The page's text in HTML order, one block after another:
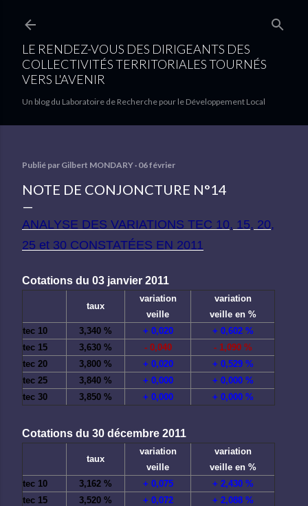
LE RENDEZ-VOUS DES DIRIGEANTS DES
COLLECTIVITÉS TERRITORIALES TOURNÉS
VERS L'AVENIR
Un blog du Laboratoire de Recherche pour le Développement Local
Publié par Gilbert MONDARY 06 février
NOTE DE CONJONCTURE N°14
ANALYSE DES VARIATIONS TEC 10, 15, 20,
25 et 30 CONSTATÉES EN 2011
Cotations du 03 janvier 2011
taux
variation
veille
variation
veille en %
tec 10
3,340 % + 0,020
+ 0,602 %
tec 15
3,630 % - 0,040
- 1,090 %
tec 20
3,800 % + 0,020
+ 0,529 %
tec 25
3,840 % + 0,000
+ 0,000 %
tec 30
3,850 % + 0,000 + 0,000 %
Cotations du 30 décembre 2011
taux
variation
veille
variation
veille en %
tec 10
3,162 % + 0,075
+ 2,430 %
tec 15
3,520 % + 0,072
+ 2,088 %